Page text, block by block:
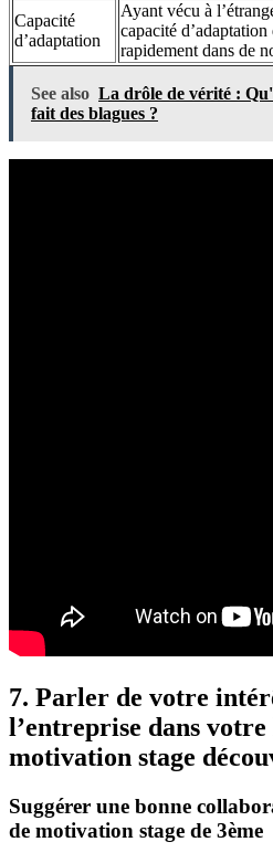
Capacité
d’adaptation
Ayant vécu à
capacité
rapidement dans de
See also La drôle de vérité :
fait des blagues ?
7. Parler de votre
l’entreprise dans
motivation stage
Suggérer une bonne
de motivation stage de 3ème